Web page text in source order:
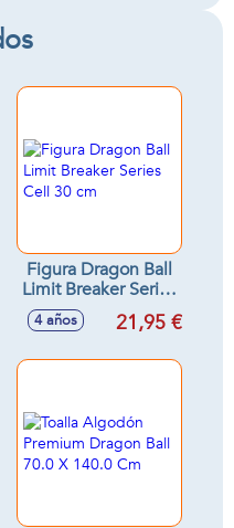
Figura Dragon Ball
Limit Breaker Series
Cell 30 cm
4 años 21,95 €